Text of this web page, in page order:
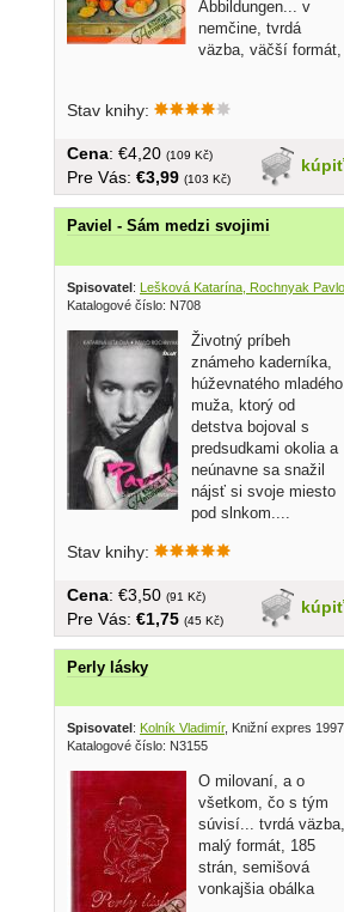
Abbildungen... v
nemčine, tvrdá
väzba, väčší formát,
Stav knihy:
kúpiť
Cena: €4,20 (109 Kč)
Pre Vás: €3,99 (103 Kč)
Paviel - Sám medzi svojimi
Spisovatel: Lešková Katarína, Rochnyak Pavlo
Katalogové číslo: N708
Životný príbeh
známeho kaderníka,
húževnatého mladého
muža, ktorý od
detstva bojoval s
predsudkami okolia a
neúnavne sa snažil
nájsť si svoje miesto
pod slnkom....
Stav knihy:
kúpiť
Cena: €3,50 (91 Kč)
Pre Vás: €1,75 (45 Kč)
Perly lásky
Spisovatel : Kolník Vladimír, Knižní expres 1997
Katalogové číslo: N3155
O milovaní, a o
všetkom, čo s tým
súvisí... tvrdá väzba,
malý formát, 185
strán, semišová
vonkajšia obálka